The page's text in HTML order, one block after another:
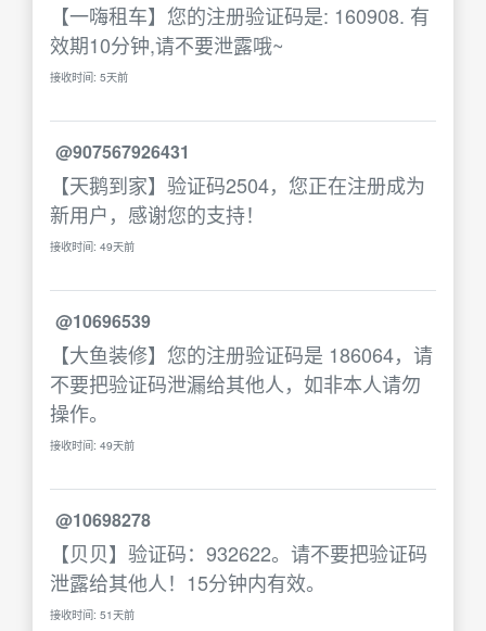
【一嗨租车】您的注册验证码是: 160908. 有
效期10分钟,请不要泄露哦~
接收时间: 5天前
@907567926431
【天鹅到家】验证码2504，您正在注册成为
新用户，感谢您的支持！
接收时间: 49天前
@10696539
【大鱼装修】您的注册验证码是 186064，请
不要把验证码泄漏给其他人，如非本人请勿
操作。
接收时间: 49天前
@10698278
【贝贝】验证码：932622。请不要把验证码
泄露给其他人！15分钟内有效。
接收时间: 51天前